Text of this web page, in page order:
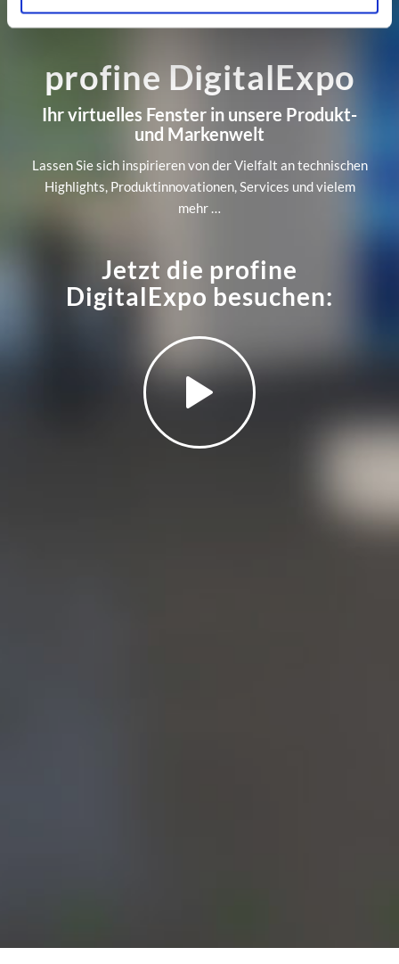
profine DigitalExpo
Ihr virtuelles Fenster in unsere Produkt-
und Markenwelt
Lassen Sie sich inspirieren von der Vielfalt an technischen
Highlights, Produktinnovationen, Services und vielem
mehr …
Jetzt die profine
DigitalExpo besuchen: